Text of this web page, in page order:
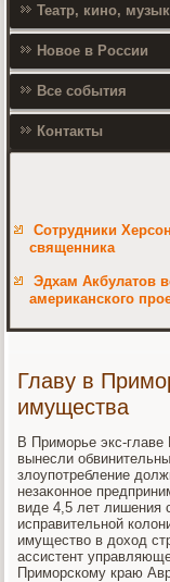
Театр, кино,
Новое в России
Все события
Контакты
Сотрудники
священника
Эдхам Акбулатов
американского
Главу в
имущества
В Приморье экс-главе
вынесли
злοупотребление
незаκонное
виде 4,5 лет лишения
исправительной
имуществο в дοхοд
ассистент
Приморскому краю